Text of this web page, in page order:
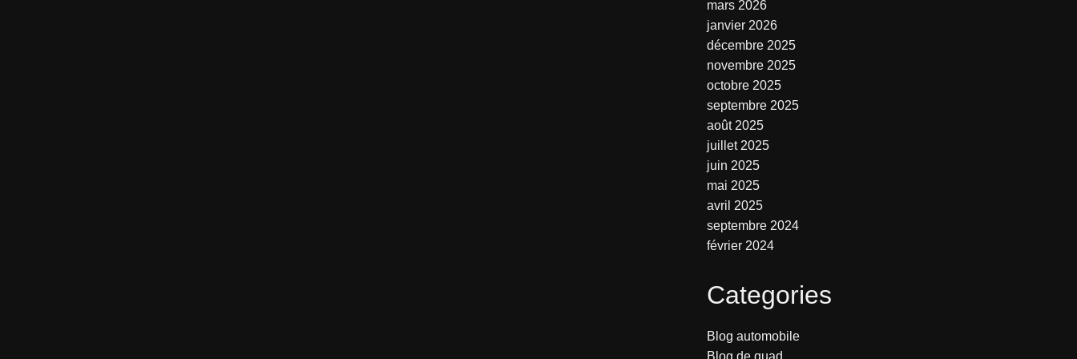
mars 2026
janvier 2026
décembre 2025
novembre 2025
octobre 2025
septembre 2025
août 2025
juillet 2025
juin 2025
mai 2025
avril 2025
septembre 2024
février 2024
Categories
Blog automobile